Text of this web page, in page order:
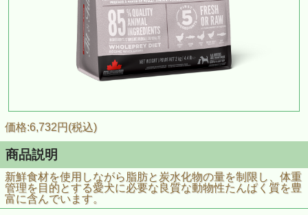
価格:6,732円(税込)
商品説明
新鮮食材を使用しながら脂肪と炭水化物の量を制限し、体重
管理を目的とする愛犬に必要な良質な動物性たんぱく質を豊
富に含んでいます。